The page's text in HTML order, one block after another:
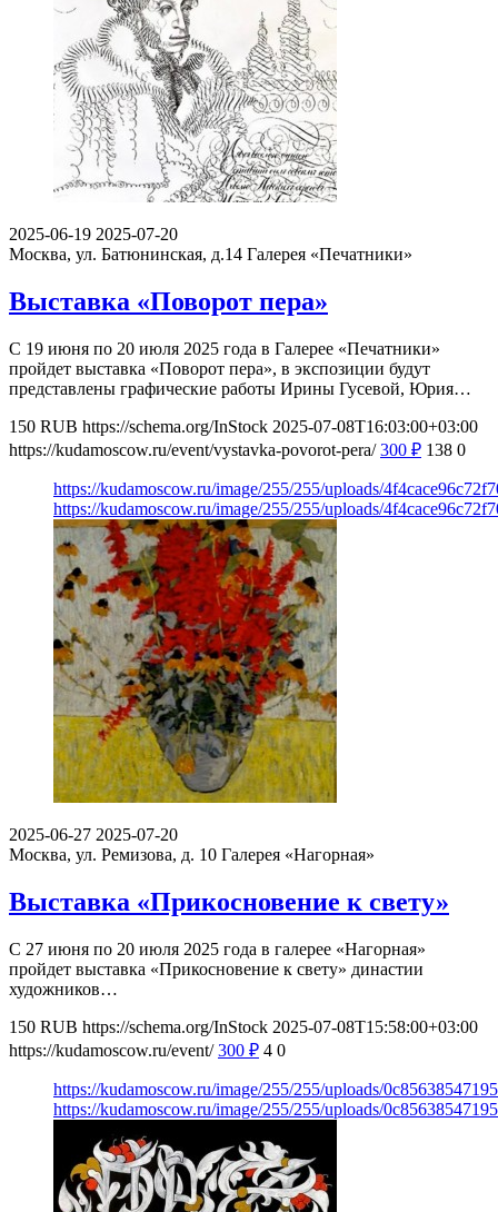
2025-06-19 2025-07-20
Москва, ул. Батюнинская, д.14 Галерея «Печатники»
Выставка «Поворот пера»
С 19 июня по 20 июля 2025 года в Галерее «Печатники»
пройдет выставка «Поворот пера», в экспозиции будут
представлены графические работы Ирины Гусевой, Юрия…
150 RUB https://schema.org/InStock 2025-07-08T16:03:00+03:00
https://kudamoscow.ru/event/vystavka-povorot-pera/ 300 ₽ 138 0
https://kudamoscow.ru/image/255/255/uploads/
https://kudamoscow.ru/image/255/255/uploads/
2025-06-27 2025-07-20
Москва, ул. Ремизова, д. 10 Галерея «Нагорная»
Выставка «Прикосновение к свету»
С 27 июня по 20 июля 2025 года в галерее «Нагорная»
пройдет выставка «Прикосновение к свету» династии
художников…
150 RUB https://schema.org/InStock 2025-07-08T15:58:00+03:00
https://kudamoscow.ru/event/ 300 ₽ 4 0
https://kudamoscow.ru/image/255/255/uploads/
https://kudamoscow.ru/image/255/255/uploads/